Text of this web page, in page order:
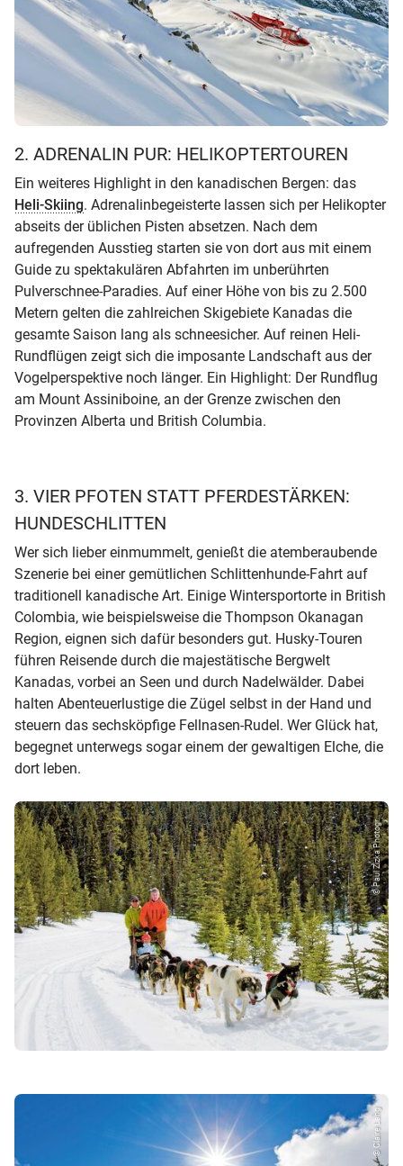
2. ADRENALIN PUR: HELIKOPTERTOUREN
Ein weiteres Highlight in den kanadischen Bergen: das
Heli-Skiing. Adrenalinbegeisterte lassen sich per Helikopter
abseits der üblichen Pisten absetzen. Nach dem
aufregenden Ausstieg starten sie von dort aus mit einem
Guide zu spektakulären Abfahrten im unberührten
Pulverschnee-Paradies. Auf einer Höhe von bis zu 2.500
Metern gelten die zahlreichen Skigebiete Kanadas die
gesamte Saison lang als schneesicher. Auf reinen Heli-
Rundflügen zeigt sich die imposante Landschaft aus der
Vogelperspektive noch länger. Ein Highlight: Der Rundflug
am Mount Assiniboine, an der Grenze zwischen den
Provinzen Alberta und British Columbia.
3. VIER PFOTEN STATT PFERDESTÄRKEN:
HUNDESCHLITTEN
Wer sich lieber einmummelt, genießt die atemberaubende
Szenerie bei einer gemütlichen Schlittenhunde-Fahrt auf
traditionell kanadische Art. Einige Wintersportorte in British
Colombia, wie beispielsweise die Thompson Okanagan
Region, eignen sich dafür besonders gut. Husky-Touren
führen Reisende durch die majestätische Bergwelt
Kanadas, vorbei an Seen und durch Nadelwälder. Dabei
halten Abenteuerlustige die Zügel selbst in der Hand und
steuern das sechsköpfige Fellnasen-Rudel. Wer Glück hat,
begegnet unterwegs sogar einem der gewaltigen Elche, die
dort leben.
© Paul Zizka Photogr...
© Claire Lang